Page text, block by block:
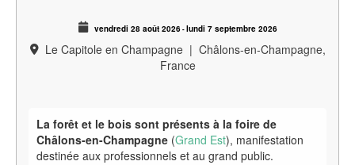
vendredi 28 août 2026-lundi 7 septembre 2026
Le Capitole en Champagne | Châlons-en-Champagne,
France
La forêt et le bois sont présents à la foire de
Châlons-en-Champagne (Grand Est), manifestation
destinée aux professionnels et au grand public.